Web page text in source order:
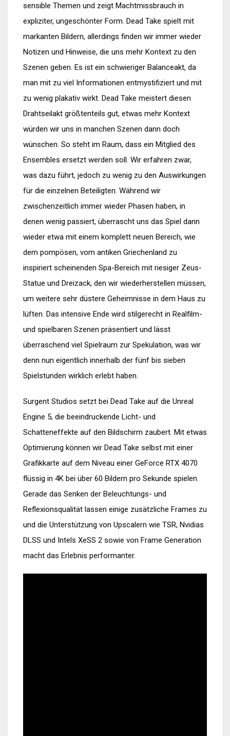
sensible Themen und zeigt Machtmissbrauch in
expliziter, ungeschönter Form. Dead Take spielt mit
markanten Bildern, allerdings finden wir immer wieder
Notizen und Hinweise, die uns mehr Kontext zu den
Szenen geben. Es ist ein schwieriger Balanceakt, da
man mit zu viel Informationen entmystifiziert und mit
zu wenig plakativ wirkt. Dead Take meistert diesen
Drahtseilakt größtenteils gut, etwas mehr Kontext
würden wir uns in manchen Szenen dann doch
wünschen. So steht im Raum, dass ein Mitglied des
Ensembles ersetzt werden soll. Wir erfahren zwar,
was dazu führt, jedoch zu wenig zu den Auswirkungen
für die einzelnen Beteiligten. Während wir
zwischenzeitlich immer wieder Phasen haben, in
denen wenig passiert, überrascht uns das Spiel dann
wieder etwa mit einem komplett neuen Bereich, wie
dem pompösen, vom antiken Griechenland zu
inspiriert scheinenden Spa-Bereich mit riesiger Zeus-
Statue und Dreizack, den wir wiederherstellen müssen,
um weitere sehr düstere Geheimnisse in dem Haus zu
lüften. Das intensive Ende wird stilgerecht in Realfilm-
und spielbaren Szenen präsentiert und lässt
überraschend viel Spielraum zur Spekulation, was wir
denn nun eigentlich innerhalb der fünf bis sieben
Spielstunden wirklich erlebt haben.
Surgent Studios setzt bei Dead Take auf die Unreal
Engine 5, die beeindruckende Licht- und
Schatteneffekte auf den Bildschirm zaubert. Mit etwas
Optimierung können wir Dead Take selbst mit einer
Grafikkarte auf dem Niveau einer GeForce RTX 4070
flüssig in 4K bei über 60 Bildern pro Sekunde spielen.
Gerade das Senken der Beleuchtungs- und
Reflexionsqualität lassen einige zusätzliche Frames zu
und die Unterstützung von Upscalern wie TSR, Nvidias
DLSS und Intels XeSS 2 sowie von Frame Generation
macht das Erlebnis performanter.